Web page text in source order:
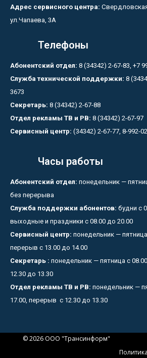
Адрес сервисного центра:
ул.Чапаева, 3А
Телефоны
Абонентский отдел: 8 (34342) 2-67-83, +7
Служба технической поддержки: 8
3673
Секретарь: 8 (34342) 2-67-88
Отдел рекламы ТВ и РВ: 8 (34342) 2-67-97
Сервисный центр: (34342) 2-67-77, 8-992-
Часы работы
Абонентский отдел: понедельник —
без перерыва
Служба поддержки абонентов: будни с
выходные и праздники с 08.00 до 20.00
Сервисный центр: понедельник —
перерыв с 13.00 до 14.00
Секретарь : понедельник — пятница с
12.30 до 13.30
Отдел рекламы ТВ и РВ: понедельник —
17.00, перерыв с 12.30 до 13.30
© 2026 ООО "Трансинформ"